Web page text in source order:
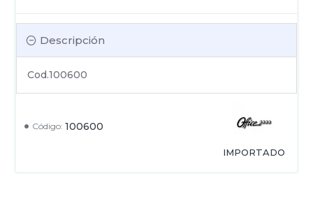
Código: 100600
IMPORTADO
Descripción
Cod.100600